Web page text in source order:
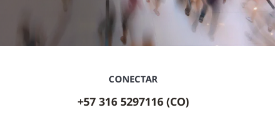
CONECTAR
+57 316 5297116 (CO)